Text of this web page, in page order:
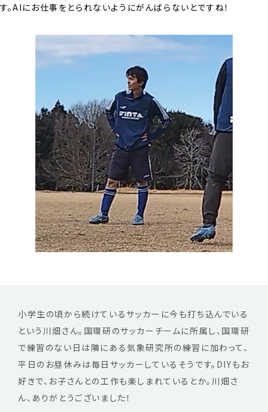
す。AIにお仕事をとられないようにがんばらないとですね！
小学生の頃から続けているサッカーに今も打ち込んでいる
という川畑さん。国環研のサッカーチームに所属し、国環研
で練習のない日は隣にある気象研究所の練習に加わって、
平日のお昼休みは毎日サッカーしているそうです。DIYもお
好きで、お子さんとの工作も楽しまれているとか。川畑さ
ん、ありがとうございました！